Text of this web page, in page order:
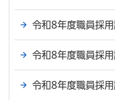
令和8年度職員採
令和8年度職員採
令和8年度職員採